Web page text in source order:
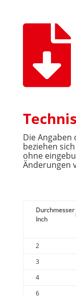

Die Angaben
beziehen
ohne
Änderungen
Durchmesser
Inch
2
3
4
6